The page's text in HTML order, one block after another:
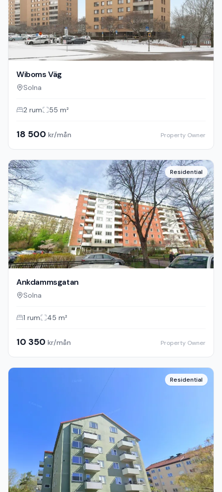
Wiboms Väg
Solna
2 rum 55 m²
18 500 kr/mån Property Owner
Residential
Ankdammsgatan
Solna
1 rum 45 m²
10 350 kr/mån Property Owner
Residential